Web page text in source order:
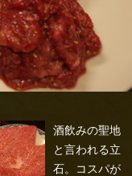
酒飲みの聖地
と言われる立
石。コスパが